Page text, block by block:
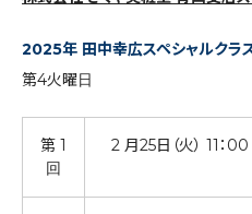
2025年 田中幸広スペシャルクラ
第4火曜日
第 1
回
2 月25日（火） 11：